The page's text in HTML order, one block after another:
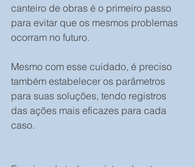
canteiro de obras é o primeiro passo
para evitar que os mesmos problemas
ocorram no futuro.
Mesmo com esse cuidado, é preciso
também estabelecer os parâmetros
para suas soluções, tendo registros
das ações mais eficazes para cada
caso.